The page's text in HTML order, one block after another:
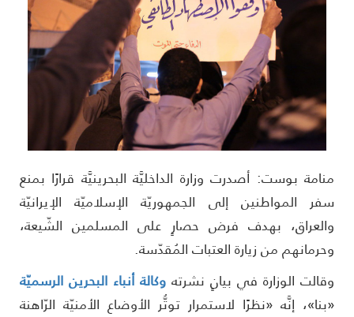
بوست: أصدرت وزارة الداخليَّة البحرينيَّة قرارًا بمنع
المواطنين إلى الجمهوريّة الإسلاميّة الإيرانيّة
بهدف فرض حصارٍ على المسلمين الشّيعة،
من زيارة العتبات المُقدّسة.
الوزارة في بيانٍ نشرتهوكالة أنباء البحرين الرسميّة
إنَّه «نظرًا لاستمرار توتُّر الأوضاع الأمنيّة الرّاهنة